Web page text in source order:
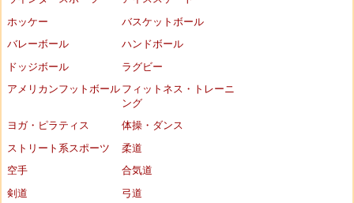
ホッケー
バスケットボール
バレーボール
ハンドボール
ドッジボール
ラグビー
アメリカンフットボール フィットネス・トレーニ
ング
ヨガ・ピラティス
体操・ダンス
ストリート系スポーツ
柔道
空手
合気道
剣道
弓道